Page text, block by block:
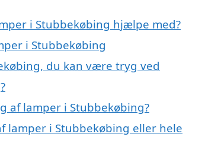
i Stubbekøbing hjælpe med?
i Stubbekøbing
du kan være tryg ved
af lamper i Stubbekøbing?
lamper i Stubbekøbing eller hele